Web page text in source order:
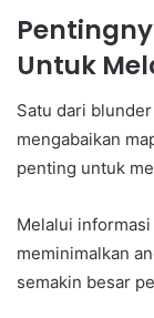
Untuk
Satu dari
mengabaikan
penting untuk
Melalui
meminimalkan
semakin besar